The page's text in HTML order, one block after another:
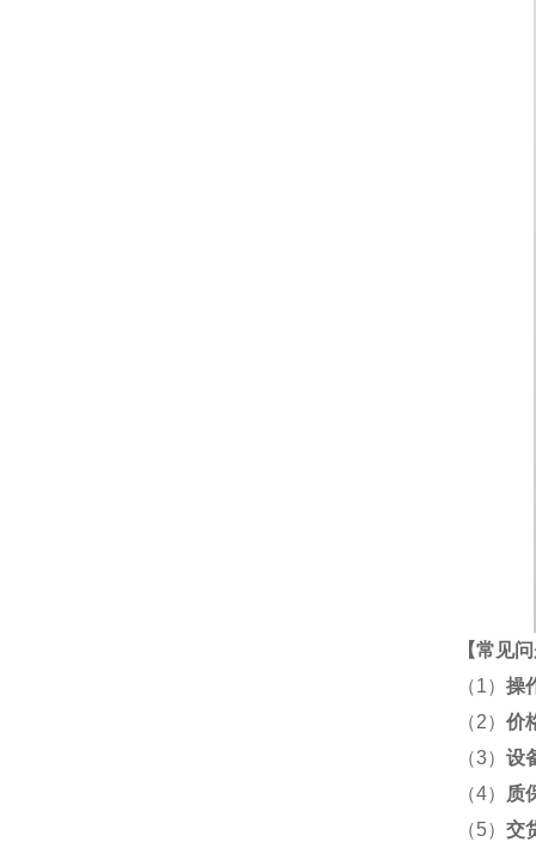
【常见
（1） 操
（2） 价
（3） 设
（4）
质
（5） 交